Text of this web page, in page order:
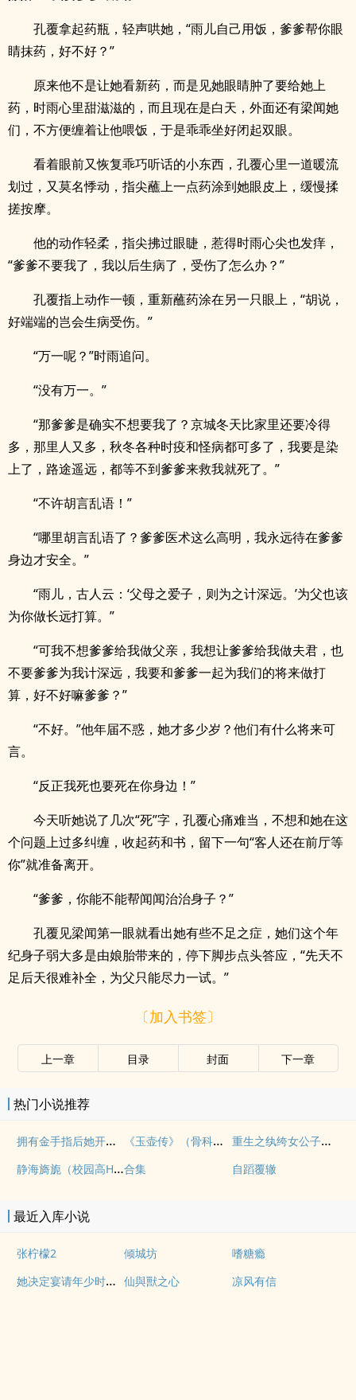
孔覆拿起药瓶，轻声哄她，“雨儿自己用饭，爹爹帮你眼
睛抹药，好不好？”
原来他不是让她看新药，而是见她眼睛肿了要给她上
药，时雨心里甜滋滋的，而且现在是白天，外面还有梁闻她
们，不方便缠着让他喂饭，于是乖乖坐好闭起双眼。
看着眼前又恢复乖巧听话的小东西，孔覆心里一道暖流
划过，又莫名悸动，指尖蘸上一点药涂到她眼皮上，缓慢揉
搓按摩。
他的动作轻柔，指尖拂过眼睫，惹得时雨心尖也发痒，
“爹爹不要我了，我以后生病了，受伤了怎么办？”
孔覆指上动作一顿，重新蘸药涂在另一只眼上，“胡说，
好端端的岂会生病受伤。”
“万一呢？”时雨追问。
“没有万一。”
“那爹爹是确实不想要我了？京城冬天比家里还要冷得
多，那里人又多，秋冬各种时疫和怪病都可多了，我要是染
上了，路途遥远，都等不到爹爹来救我就死了。”
“不许胡言乱语！”
“哪里胡言乱语了？爹爹医术这么高明，我永远待在爹爹
身边才安全。”
“雨儿，古人云：‘父母之爱子，则为之计深远。’为父也该
为你做长远打算。”
“可我不想爹爹给我做父亲，我想让爹爹给我做夫君，也
不要爹爹为我计深远，我要和爹爹一起为我们的将来做打
算，好不好嘛爹爹？”
“不好。”他年届不惑，她才多少岁？他们有什么将来可
言。
“反正我死也要死在你身边！”
今天听她说了几次“死”字，孔覆心痛难当，不想和她在这
个问题上过多纠缠，收起药和书，留下一句“客人还在前厅等
你”就准备离开。
“爹爹，你能不能帮闻闻治治身子？”
孔覆见梁闻第一眼就看出她有些不足之症，她们这个年
纪身子弱大多是由娘胎带来的，停下脚步点头答应，“先天不
足后天很难补全，为父只能尽力一试。”
〔加入书签〕
上一章 目录 封面 下一章
热门小说推荐
拥有金手指后她开始为所欲为（nph） 《玉壶传》（骨科）（兄妹）（np）
重生之纨绔女公子（NPH）
静海旖旎（校园高H）合集 自蹈覆辙
最近入库小说
张柠檬2 倾城坊 嗜糖瘾
她决定宴请年少时的自己（1v1H） 仙與獸之心 凉风有信